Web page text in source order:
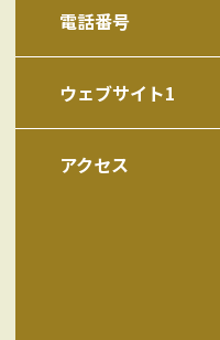
電話番号
ウェブサイト1
アクセス